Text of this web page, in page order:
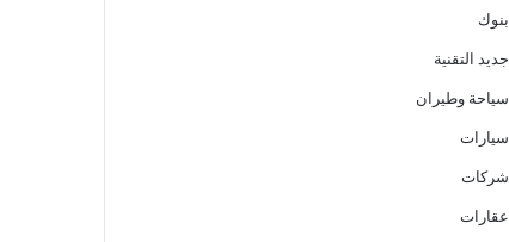
بنوك
جديد التقنية
سياحة وطيران
سيارات
شركات
عقارات